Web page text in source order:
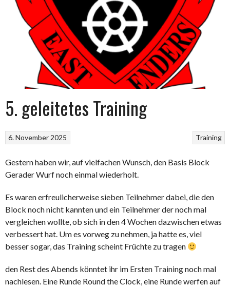
5. geleitetes Training
Training
6. November 2025
Gestern haben wir, auf vielfachen Wunsch, den Basis Block
Gerader Wurf noch einmal wiederholt.
Es waren erfreulicherweise sieben Teilnehmer dabei, die den
Block noch nicht kannten und ein Teilnehmer der noch mal
vergleichen wollte, ob sich in den 4 Wochen dazwischen etwas
verbessert hat. Um es vorweg zu nehmen, ja hatte es, viel
besser sogar, das Training scheint Früchte zu tragen
den Rest des Abends könntet ihr im Ersten Training noch mal
nachlesen. Eine Runde Round the Clock, eine Runde werfen auf